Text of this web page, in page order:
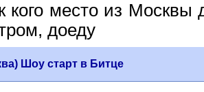
кого место из
доеду
Шоу старт в Битце